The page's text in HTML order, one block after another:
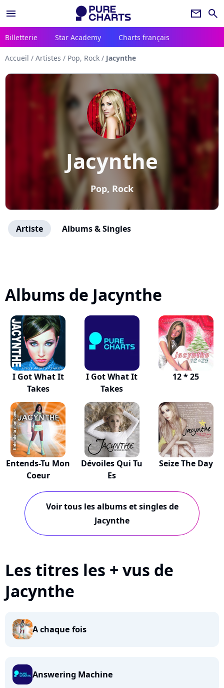
menu newsletter search
Billetterie Star Academy Charts français
Accueil / Artistes / Pop, Rock / Jacynthe
Jacynthe
Pop, Rock
Artiste Albums & Singles
Albums de Jacynthe
I Got What It
Takes
I Got What It
Takes
12 * 25
Entends-Tu Mon
Coeur
Dévoiles Qui Tu
Es
Seize The Day
Voir tous les albums et singles de
Jacynthe
Les titres les + vus de
Jacynthe
A chaque fois
Answering Machine